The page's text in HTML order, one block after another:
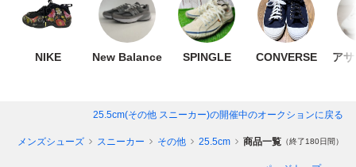
NIKE New Balance SPINGLE CONVERSE ア
25.5cm(その他 スニーカー)の開催中のオークションに戻る
メンズシューズ スニーカー その他 25.5cm 商品一覧 （終了180日間）